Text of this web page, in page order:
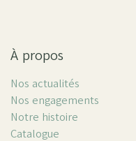
À propos
Nos actualités
Nos engagements
Notre histoire
Catalogue